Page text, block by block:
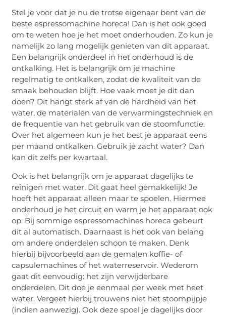
Stel je voor dat je nu de trotse eigenaar bent van de
beste espressomachine horeca! Dan is het ook goed
om te weten hoe je het moet onderhouden. Zo kun je
namelijk zo lang mogelijk genieten van dit apparaat.
Een belangrijk onderdeel in het onderhoud is de
ontkalking. Het is belangrijk om je machine
regelmatig te ontkalken, zodat de kwaliteit van de
smaak behouden blijft. Hoe vaak moet je dit dan
doen? Dit hangt sterk af van de hardheid van het
water, de materialen van de verwarmingstechniek en
de frequentie van het gebruik van de stoomfunctie.
Over het algemeen kun je het best je apparaat eens
per maand ontkalken. Gebruik je zacht water? Dan
kan dit zelfs per kwartaal.
Ook is het belangrijk om je apparaat dagelijks te
reinigen met water. Dit gaat heel gemakkelijk! Je
hoeft het apparaat alleen maar te spoelen. Hiermee
onderhoud je het circuit en warm je het apparaat ook
op. Bij sommige espressomachines horeca gebeurt
dit al automatisch. Daarnaast is het ook van belang
om andere onderdelen schoon te maken. Denk
hierbij bijvoorbeeld aan de gemalen koffie- of
capsulemachines of het waterreservoir. Wederom
gaat dit eenvoudig: het zijn verwijderbare
onderdelen. Dit doe je eenmaal per week met heet
water. Vergeet hierbij trouwens niet het stoompijpje
(indien aanwezig). Ook deze spoel je dagelijks door